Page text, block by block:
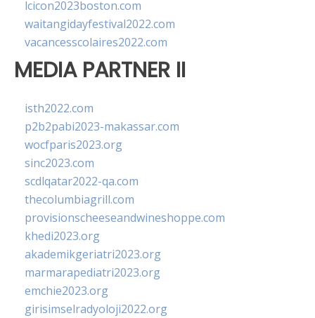
lcicon2023boston.com
waitangidayfestival2022.com
vacancesscolaires2022.com
MEDIA PARTNER II
isth2022.com
p2b2pabi2023-makassar.com
wocfparis2023.org
sinc2023.com
scdlqatar2022-qa.com
thecolumbiagrill.com
provisionscheeseandwineshoppe.com
khedi2023.org
akademikgeriatri2023.org
marmarapediatri2023.org
emchie2023.org
girisimselradyoloji2022.org